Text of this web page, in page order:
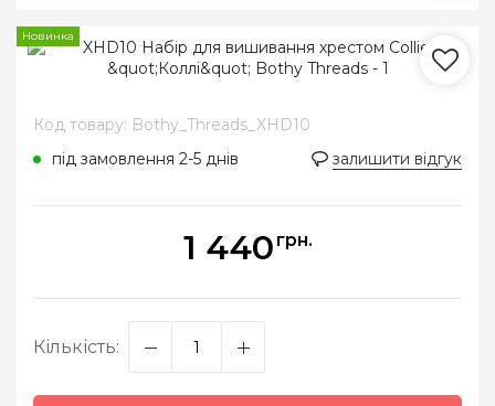
Новинка
Код товару: Bothy_Threads_XHD10
під замовлення 2-5 днів
залишити відгук
1 440 грн.
Кількість: